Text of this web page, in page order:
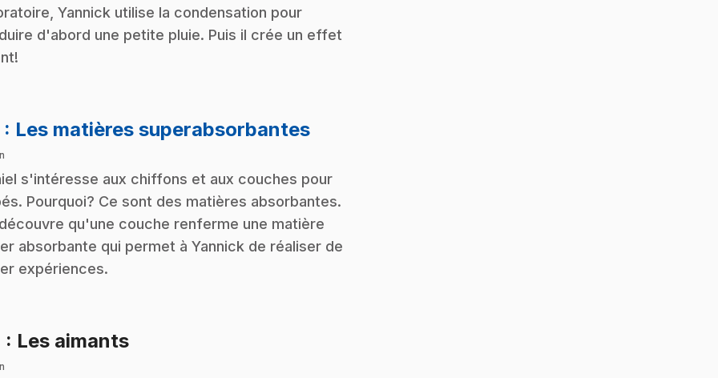
Yannick utilise la condensation pour
d'abord une petite pluie. Puis il crée un effet
: Les matières superabsorbantes.
s'intéresse aux chiffons et aux couches pour
Pourquoi? Ce sont des matières absorbantes.
qu'une couche renferme une matière
absorbante qui permet à Yannick de réaliser de
expériences.
: Les aimants.